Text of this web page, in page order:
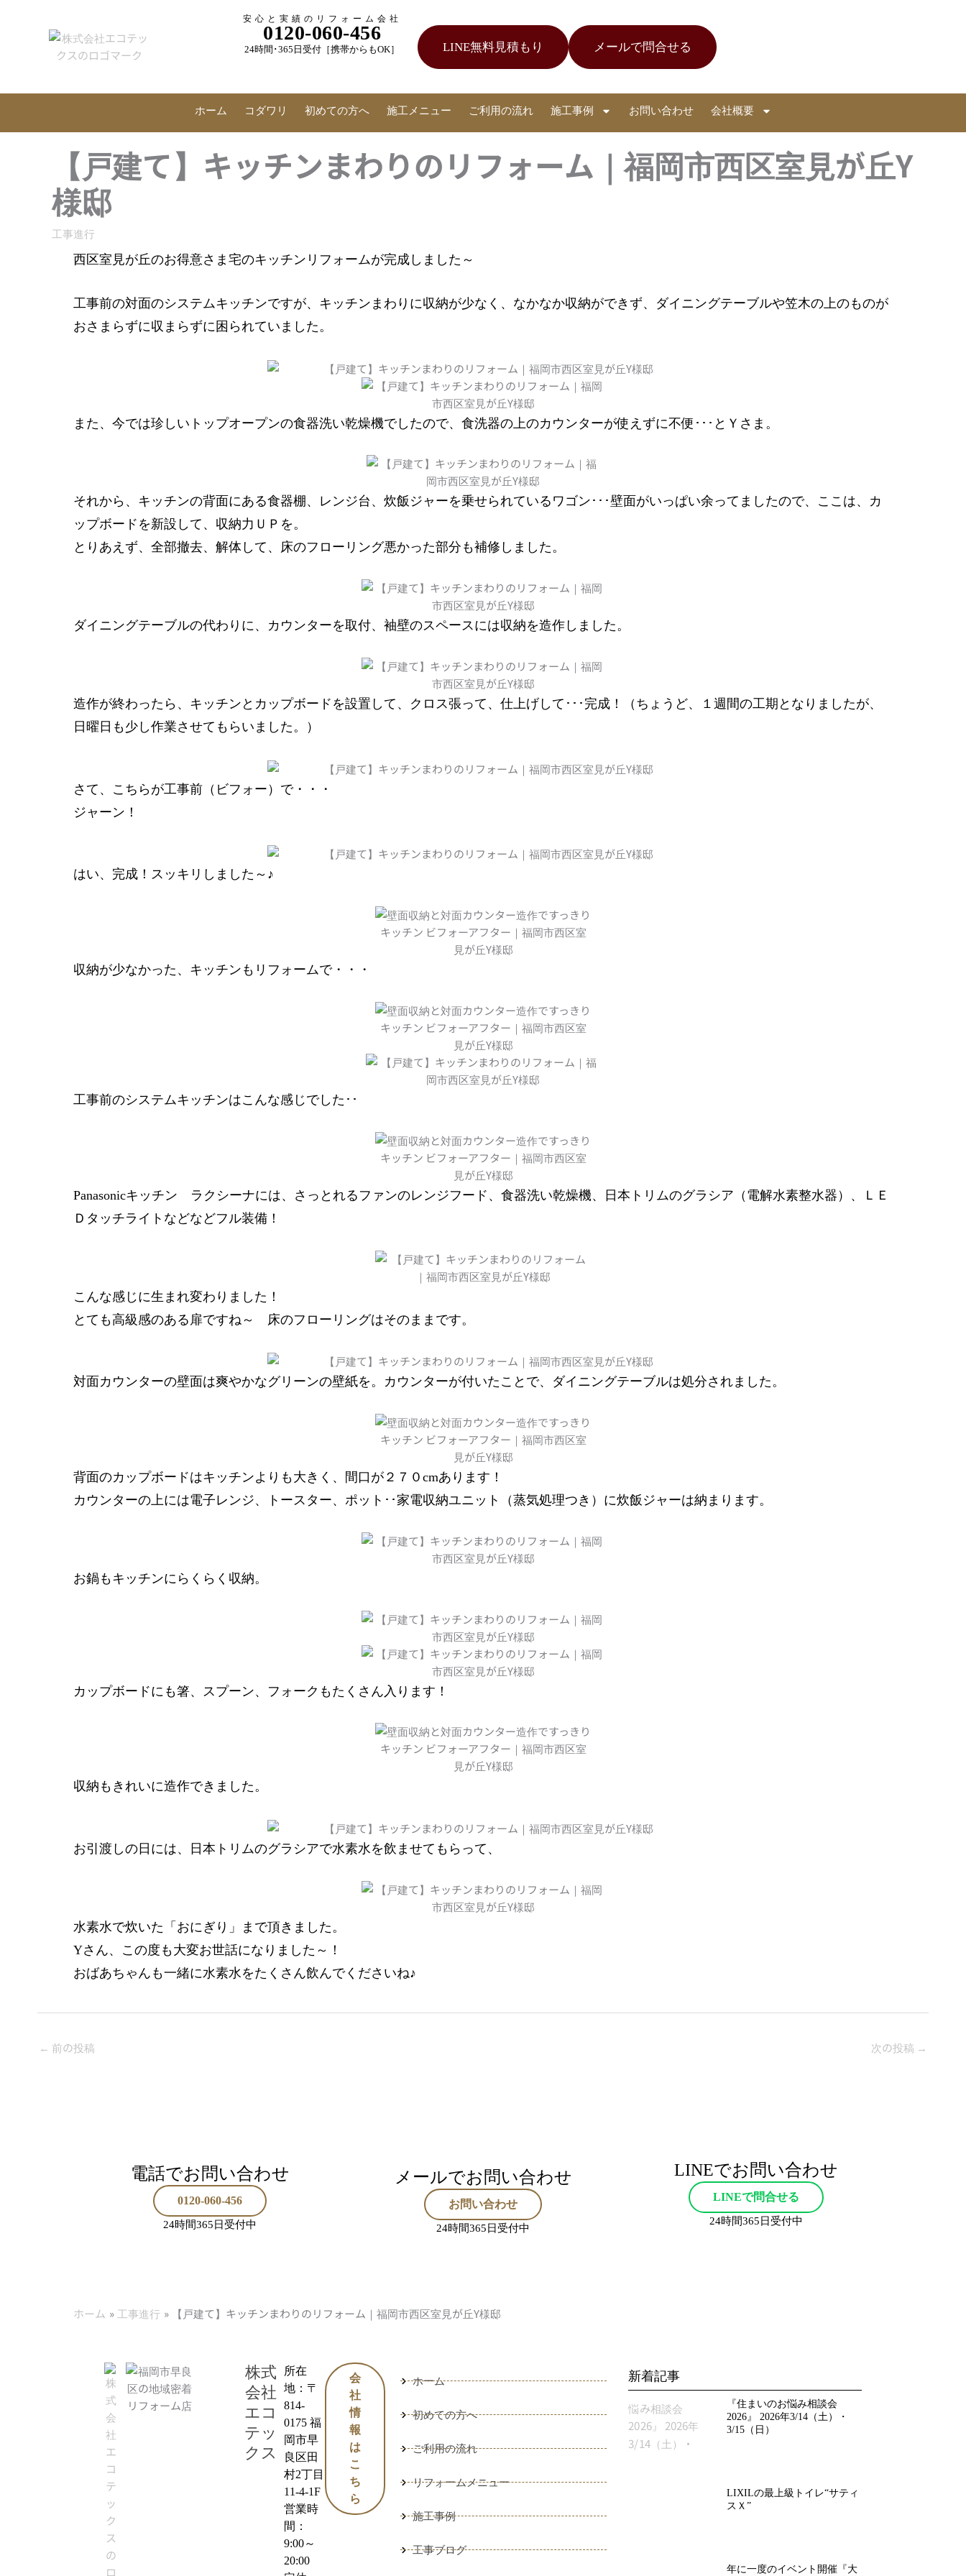
ッ
安心と実績のリフォーム会社
0120-060-456
24時間･365日受付［携帯からもOK］ LINE無料見積もり メールで問合せる
ホーム コダワリ 初めての方へ 施工メニュー ご利用の流れ 施工事例 お問い合わせ 会社概要
【戸建て】キッチンまわりのリフォーム｜福岡市西区室見が丘Y
様邸
工事進行
西区室見が丘のお得意さま宅のキッチンリフォームが完成しました～
工事前の対面のシステムキッチンですが、キッチンまわりに収納が少なく、なかなか収納ができず、ダイニングテーブルや笠木の上のものが
おさまらずに収まらずに困られていました。
また、今では珍しいトップオープンの食器洗い乾燥機でしたので、食洗器の上のカウンターが使えずに不便･･･とＹさま。
それから、キッチンの背面にある食器棚、レンジ台、炊飯ジャーを乗せられているワゴン･･･壁面がいっぱい余ってましたので、ここは、カ
ップボードを新設して、収納力ＵＰを。
とりあえず、全部撤去、解体して、床のフローリング悪かった部分も補修しました。
ダイニングテーブルの代わりに、カウンターを取付、袖壁のスペースには収納を造作しました。
造作が終わったら、キッチンとカップボードを設置して、クロス張って、仕上げして･･･完成！（ちょうど、１週間の工期となりましたが、
日曜日も少し作業させてもらいました。）
さて、こちらが工事前（ビフォー）で・・・
ジャーン！
はい、完成！スッキリしました～♪
収納が少なかった、キッチンもリフォームで・・・
工事前のシステムキッチンはこんな感じでした･･
Panasonicキッチン ラクシーナには、さっとれるファンのレンジフード、食器洗い乾燥機、日本トリムのグラシア（電解水素整水器）、ＬＥ
Ｄタッチライトなどなどフル装備！
こんな感じに生まれ変わりました！
とても高級感のある扉ですね～ 床のフローリングはそのままです。
対面カウンターの壁面は爽やかなグリーンの壁紙を。カウンターが付いたことで、ダイニングテーブルは処分されました。
背面のカップボードはキッチンよりも大きく、間口が２７０cmあります！
カウンターの上には電子レンジ、トースター、ポット･･家電収納ユニット（蒸気処理つき）に炊飯ジャーは納まります。
お鍋もキッチンにらくらく収納。
カップボードにも箸、スプーン、フォークもたくさん入ります！
収納もきれいに造作できました。
お引渡しの日には、日本トリムのグラシアで水素水を飲ませてもらって、
水素水で炊いた「おにぎり」まで頂きました。
Yさん、この度も大変お世話になりました～！
おばあちゃんも一緒に水素水をたくさん飲んでくださいね♪
← 前の投稿 次の投稿 →
電話でお問い合わせ
0120-060-456
24時間365日受付中
メールでお問い合わせ
お問い合わせ
24時間365日受付中
LINEでお問い合わせ
LINEで問合せる
24時間365日受付中
ホーム 工事進行 【戸建て】キッチンまわりのリフォーム｜福岡市西区室見が丘Y様邸
株式
会社
エコ
テッ
クス
所在
地：〒
814-
0175 福
岡市早
良区田
村2丁目
11-4-1F
営業時
間：
9:00～
20:00
会
社
情
報
は
こ
ち
ら
ホーム
初めての方へ
ご利用の流れ
リフォームメニュー
施工事例
工事ブログ
新着記事
『住まいのお悩み相談会
2026』 2026年3/14（土）・
3/15（日）
LIXILの最上級トイレ“サティ
スＸ”
年に一度のイベント開催『大